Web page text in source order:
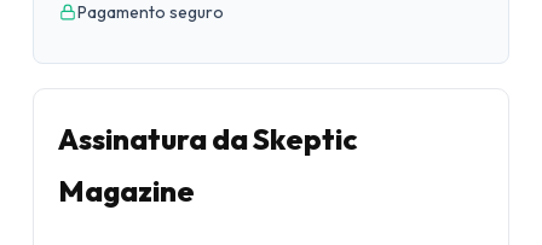
Pagamento seguro
Assinatura da Skeptic
Magazine